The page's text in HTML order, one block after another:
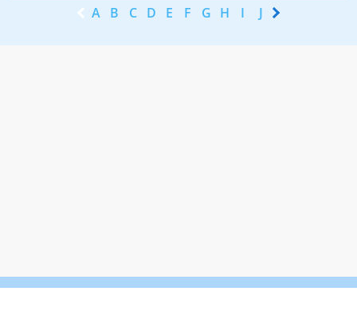
A B C D E F G H I J K